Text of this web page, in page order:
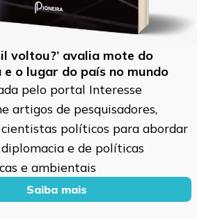
voltou?’ avalia mote do
e o lugar do país no mundo
pelo portal Interesse
artigos de pesquisadores,
políticos para abordar
e de políticas
e ambientais
Saiba mais